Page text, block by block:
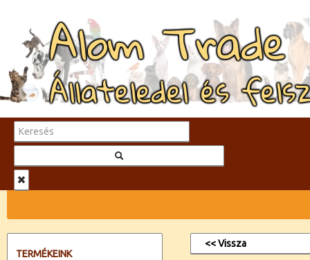
Alom Trade
Állateledel és
TERMÉKEINK
<< Vissza